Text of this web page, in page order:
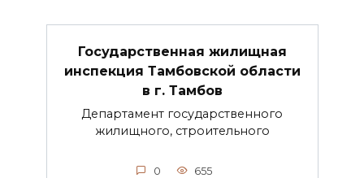
Государственная жилищная
инспекция Тамбовской области
в г. Тамбов
Департамент государственного
жилищного, строительного
0 655